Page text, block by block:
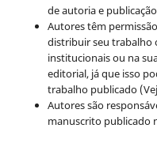
de autoria e
Autores têm
distribuir seu trabalho
institucionais ou na
editorial, já que isso
trabalho publicado
Autores são
manuscrito publicado